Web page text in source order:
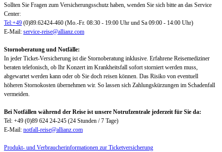
Sollten Sie Fragen zum Versicherungsschutz haben, wenden Sie sich bitte an das Service
Center:
Tel:+49 (0)89.62424-460 (Mo.-Fr. 08:30 - 19:00 Uhr und Sa 09:00 - 14:00 Uhr)
E-Mail: service-reise@allianz.com
Stornoberatung und Notfälle:
In jeder Ticket-Versicherung ist die Stornoberatung inklusive. Erfahrene Reisemediziner
beraten telefonisch, ob Ihr Konzert im Krankheitsfall sofort storniert werden muss,
abgewartet werden kann oder ob Sie doch reisen können. Das Risiko von eventuell
höheren Stornokosten übernehmen wir. So lassen sich Zahlungskürzungen im Schadenfall
vermeiden.
Bei Notfällen während der Reise ist unsere Notrufzentrale jederzeit für Sie da:
Tel: +49 (0)89 624 24-245 (24 Stunden / 7 Tage)
E-Mail: notfall-reise@allianz.com
Produkt- und Verbraucherinformationen zur Ticketversicherung